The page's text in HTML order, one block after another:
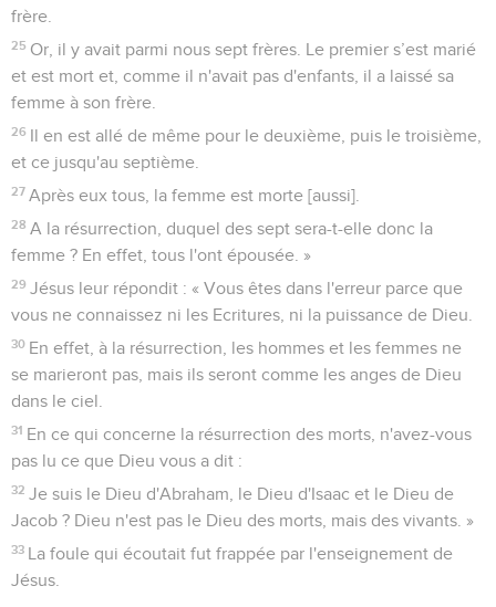
frère.
25 Or, il y avait parmi nous sept frères. Le premier s’est marié
et est mort et, comme il n'avait pas d'enfants, il a laissé sa
femme à son frère.
26 Il en est allé de même pour le deuxième, puis le troisième,
et ce jusqu'au septième.
27 Après eux tous, la femme est morte [aussi].
28 A la résurrection, duquel des sept sera-t-elle donc la
femme ? En effet, tous l'ont épousée. »
29 Jésus leur répondit : « Vous êtes dans l'erreur parce que
vous ne connaissez ni les Ecritures, ni la puissance de Dieu.
30 En effet, à la résurrection, les hommes et les femmes ne
se marieront pas, mais ils seront comme les anges de Dieu
dans le ciel.
31 En ce qui concerne la résurrection des morts, n'avez-vous
pas lu ce que Dieu vous a dit :
32 Je suis le Dieu d'Abraham, le Dieu d'Isaac et le Dieu de
Jacob ? Dieu n'est pas le Dieu des morts, mais des vivants. »
33 La foule qui écoutait fut frappée par l'enseignement de
Jésus.